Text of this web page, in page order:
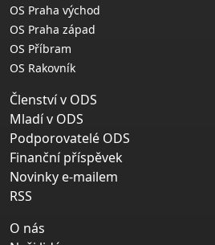
OS Praha východ
OS Praha západ
OS Příbram
OS Rakovník
Členství v ODS
Mladí v ODS
Podporovatelé ODS
Finanční příspěvek
Novinky e-mailem
RSS
O nás